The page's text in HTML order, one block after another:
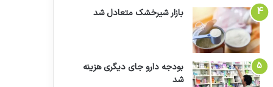
بازار شیرخشک متعادل شد
بودجه دارو جای دیگری هزینه
شد